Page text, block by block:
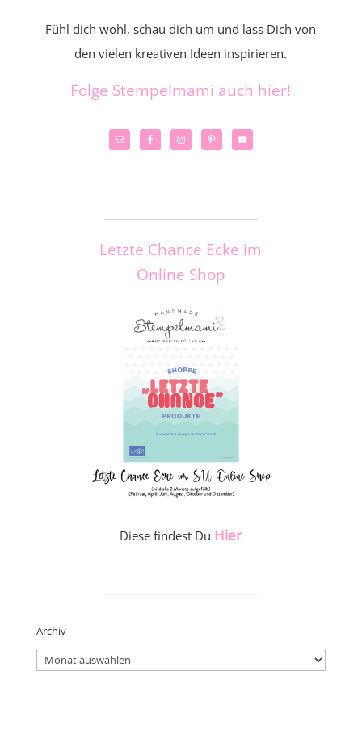
Fühl dich wohl, schau dich um und lass Dich von
den vielen kreativen Ideen inspirieren.
Folge Stempelmami auch hier!
Letzte Chance Ecke im
Online Shop
Diese findest Du Hier
Archiv
Archiv